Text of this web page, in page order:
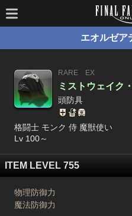
エオルゼア
RARE
EX
ミストウェイク
頭防具
格闘士 モンク 侍 魔獣使い
Lv 100～
ITEM LEVEL 755
物理防御力
魔法防御力